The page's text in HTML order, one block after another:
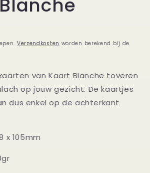
Verzendkosten worden berekend bij de
van Kaart Blanche toveren
op jouw gezicht. De kaartjes
dus enkel op de achterkant
x 105mm